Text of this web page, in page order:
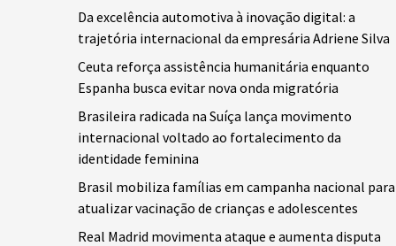
Da excelência automotiva à inovação digital: a
trajetória internacional da empresária Adriene Silva
Ceuta reforça assistência humanitária enquanto
Espanha busca evitar nova onda migratória
Brasileira radicada na Suíça lança movimento
internacional voltado ao fortalecimento da
identidade feminina
Brasil mobiliza famílias em campanha nacional para
atualizar vacinação de crianças e adolescentes
Real Madrid movimenta ataque e aumenta disputa